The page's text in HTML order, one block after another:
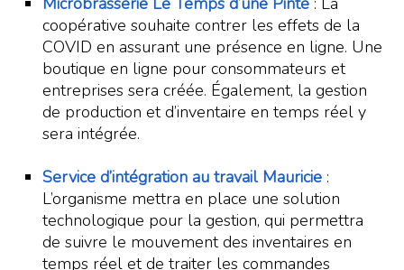
coopérative souhaite contrer les effets de la
COVID en assurant une présence en ligne. Une
boutique en ligne pour consommateurs et
entreprises sera créée. Également, la gestion
de production et d’inventaire en temps réel y
sera intégrée.
Service d’intégration au travail Mauricie :
L’organisme mettra en place une solution
technologique pour la gestion, qui permettra
de suivre le mouvement des inventaires en
temps réel et de traiter les commandes